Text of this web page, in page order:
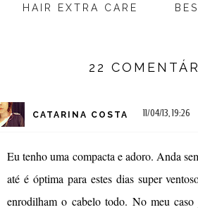
HAIR EXTRA CARE
22
CATARINA COSTA 11/04/13, 19:26
Eu tenho uma compacta e adoro. Anda
até é óptima para estes dias super
enrodilham o cabelo todo. No meu